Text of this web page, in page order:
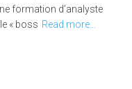
formation d’analyste
« boss Read more…